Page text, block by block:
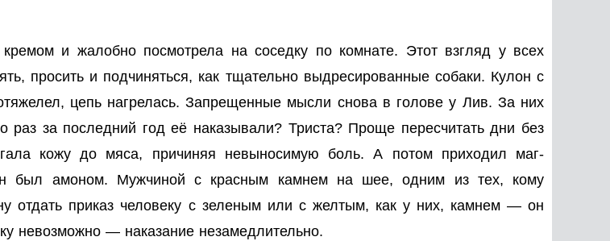
и жалобно посмотрела на соседку по комнате. Этот взгляд у всех
просить и подчиняться, как тщательно выдресированные собаки. Кулон с
цепь нагрелась. Запрещенные мысли снова в голове у Лив. За них
раз за последний год её наказывали? Триста? Проще пересчитать дни без
кожу до мяса, причиняя невыносимую боль. А потом приходил маг-
был амоном. Мужчиной с красным камнем на шее, одним из тех, кому
отдать приказ человеку с зеленым или с желтым, как у них, камнем — он
невозможно — наказание незамедлительно.